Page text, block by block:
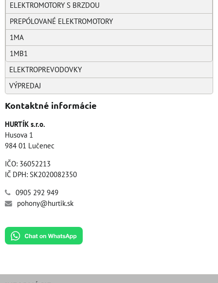
ELEKTROMOTORY S BRZDOU
PREPÓLOVANÉ ELEKTROMOTORY
1MA
1MB1
ELEKTROPREVODOVKY
VÝPREDAJ
Kontaktné informácie
HURTÍK s.r.o.
Husova 1
984 01 Lučenec
IČO: 36052213
IČ DPH: SK2020082350
0905 292 949
pohony@hurtik.sk